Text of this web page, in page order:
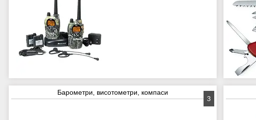
Барометри, висотометри, компаси
3